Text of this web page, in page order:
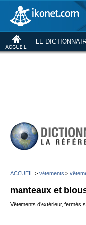
LE
ACCUEIL > vêtements >
manteaux et
Vêtements d’extérieur, fermés